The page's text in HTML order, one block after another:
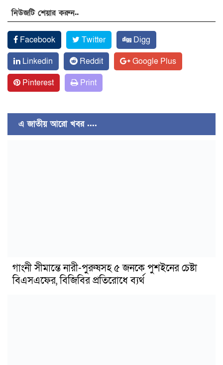
নিউজটি শেয়ার করুন..
Facebook Twitter
Digg
Linkedin
Reddit
Google Plus
Pinterest
Print
এ জাতীয় আরো খবর ....
গাংনী সীমান্তে নারী-পুরুষসহ ৫ জনকে পুশইনের চেষ্টা
বিএসএফের, বিজিবির প্রতিরোধে ব্যর্থ